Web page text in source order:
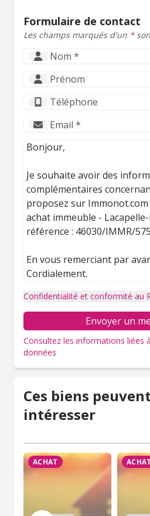
Formulaire de contact
Les champs marqués d'un *
Confidentialité et conformité au
Envoyer un
Consultez les informations liées
données
Ces biens
intéresser
ACHAT ACHAT